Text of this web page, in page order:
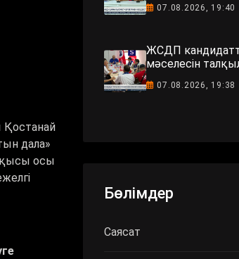
Қостанай
дала»
осы
07.08.2026, 19:40
ЖСДП
мәселесін
07.08.2026, 19:38
Бөлімдер
Саясат